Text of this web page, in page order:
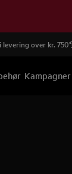
levering over kr. 750
Kampagner